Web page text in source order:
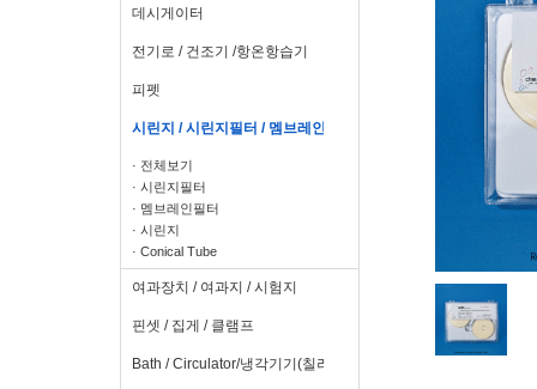
데시게이터
전기로 / 건조기 /항온항습기
피펫
시린지 / 시린지필터 / 멤브레인필터
· 전체보기
· 시린지필터
· 멤브레인필터
· 시린지
· Conical Tube
여과장치 / 여과지 / 시험지
핀셋 / 집게 / 클램프
Bath / Circulator/냉각기기(칠러)